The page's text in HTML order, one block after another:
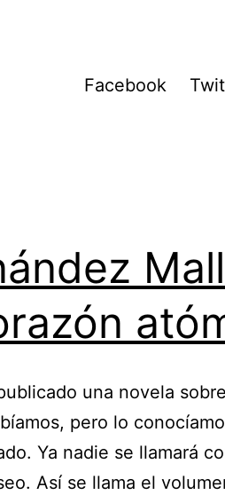
Facebook
una novela
pero lo
Ya nadie se llamará
Así se llama el